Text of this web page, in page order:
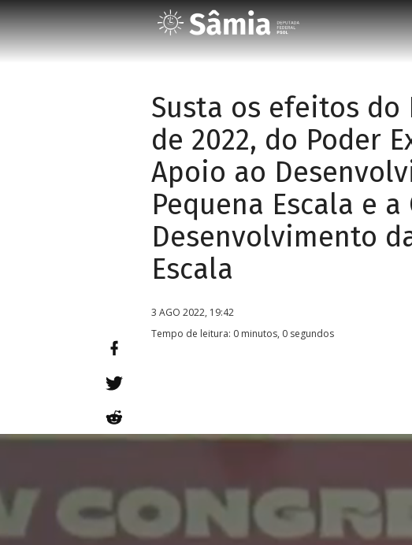
Susta os efeitos do
de 2022, do Poder
Apoio ao
Pequena Escala e
Desenvolvimento
Escala
3 AGO 2022, 19:42
Tempo de leitura: 0 minutos, 0 segundos